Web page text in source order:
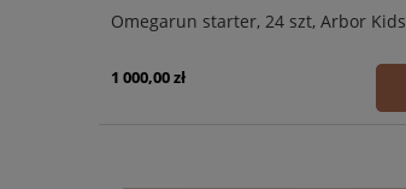
Omegarun starter, 24 szt, Arbor Kids
1 000,00 zł